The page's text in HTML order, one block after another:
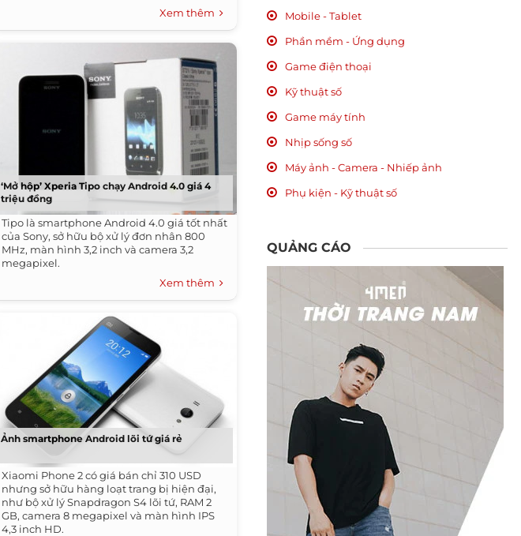
Xem thêm
‘Mở hộp’ Xperia Tipo chạy Android 4.0 giá 4
triệu đồng
Tipo là smartphone Android 4.0 giá tốt nhất
của Sony, sở hữu bộ xử lý đơn nhân 800
MHz, màn hình 3,2 inch và camera 3,2
megapixel.
Xem thêm
Ảnh smartphone Android lõi tứ giá rẻ
Xiaomi Phone 2 có giá bán chỉ 310 USD
nhưng sở hữu hàng loạt trang bị hiện đại,
như bộ xử lý Snapdragon S4 lõi tứ, RAM 2
GB, camera 8 megapixel và màn hình IPS
4,3 inch HD.
Mobile - Tablet
Phần mềm - Ứng dụng
Game điện thoại
Kỹ thuật số
Game máy tính
Nhịp sống số
Máy ảnh - Camera - Nhiếp ảnh
Phụ kiện - Kỹ thuật số
QUẢNG CÁO